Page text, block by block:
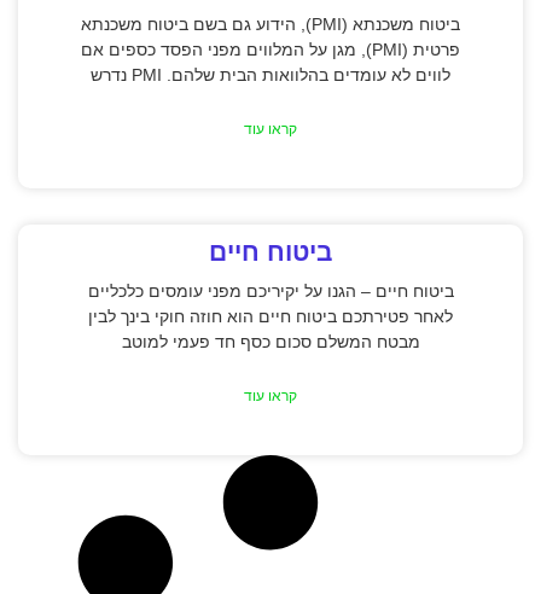
ביטוח משכנתא (PMI), הידוע גם בשם ביטוח משכנתא
פרטית (PMI), מגן על המלווים מפני הפסד כספים אם
לווים לא עומדים בהלוואות הבית שלהם. PMI נדרש
קראו עוד
ביטוח חיים
ביטוח חיים – הגנו על יקיריכם מפני עומסים כלכליים
לאחר פטירתכם ביטוח חיים הוא חוזה חוקי בינך לבין
מבטח המשלם סכום כסף חד פעמי למוטב
קראו עוד